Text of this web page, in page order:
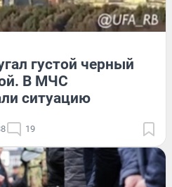
густой черный
В МЧС
ситуацию
19